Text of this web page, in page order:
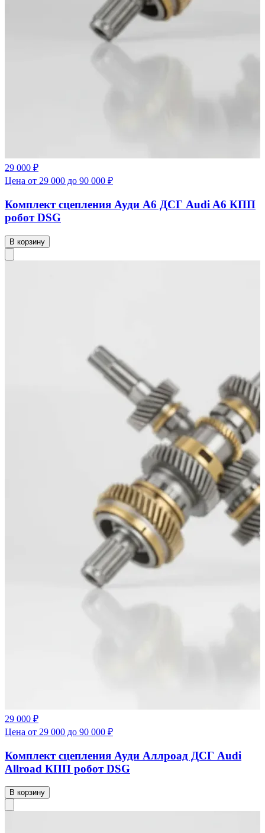
29 000 ₽
Цена от 29 000 до 90 000 ₽
Комплект сцепления Ауди А6 ДСГ Audi A6 КПП
робот DSG
В корзину
29 000 ₽
Цена от 29 000 до 90 000 ₽
Комплект сцепления Ауди Аллроад ДСГ Audi
Allroad КПП робот DSG
В корзину